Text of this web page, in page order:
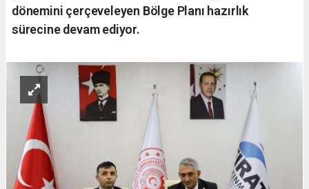
dönemini çerçeveleyen Bölge Planı hazırlık
sürecine devam ediyor.